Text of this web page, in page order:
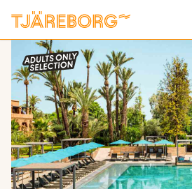
Näytä kuvia